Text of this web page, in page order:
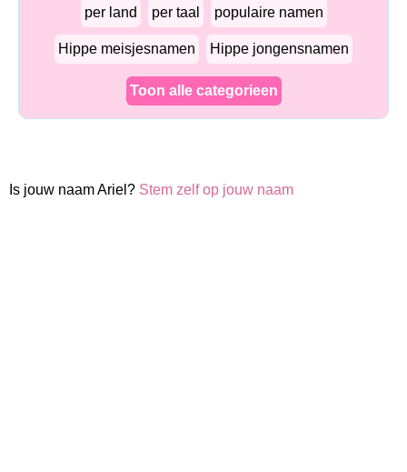
per land per taal populaire namen
Hippe meisjesnamen Hippe jongensnamen
Toon alle categorieen
Is jouw naam Ariel? Stem zelf op jouw naam